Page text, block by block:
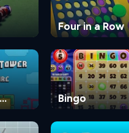
Four in a Row
Bingo